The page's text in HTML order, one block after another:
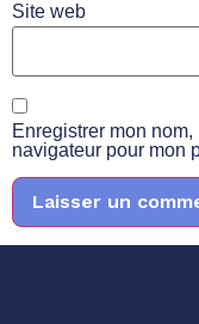
Site web
Enregistrer mon
navigateur pour mon